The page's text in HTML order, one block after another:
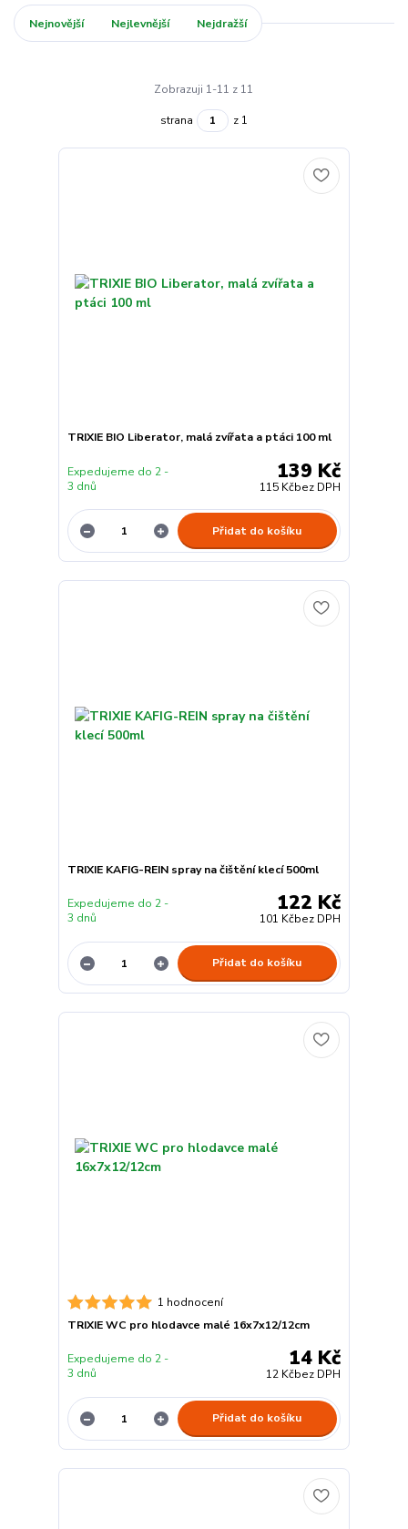
Nejnovější Nejlevnější Nejdražší
Zobrazuji 1-11 z 11
strana z 1
TRIXIE BIO Liberator, malá zvířata a ptáci 100 ml
139 Kč
115 Kčbez DPH
Expedujeme do 2 -
3 dnů
Přidat do košíku
TRIXIE KAFIG-REIN spray na čištění klecí 500ml
122 Kč
101 Kčbez DPH
Expedujeme do 2 -
3 dnů
Přidat do košíku
1 hodnocení
TRIXIE WC pro hlodavce malé 16x7x12/12cm
14 Kč
12 Kčbez DPH
Expedujeme do 2 -
3 dnů
Přidat do košíku